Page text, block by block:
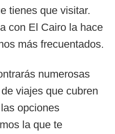
tienes que visitar.
con El Cairo la hace
más frecuentados.
numerosas
viajes que cubren
opciones
la que te